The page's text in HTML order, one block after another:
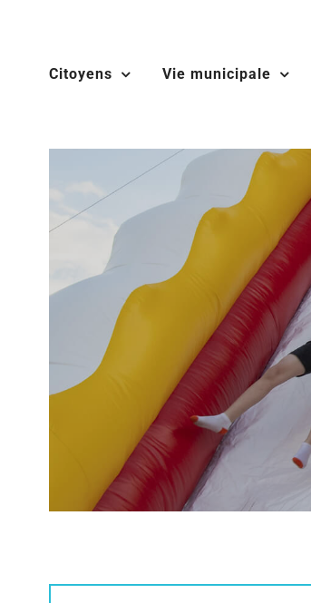
contentCitoyens Vie municipale